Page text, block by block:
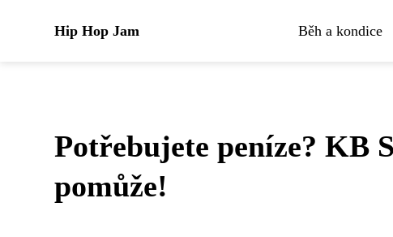
Hip Hop Jam Běh a kondice
Potřebujete peníze? KB
pomůže!